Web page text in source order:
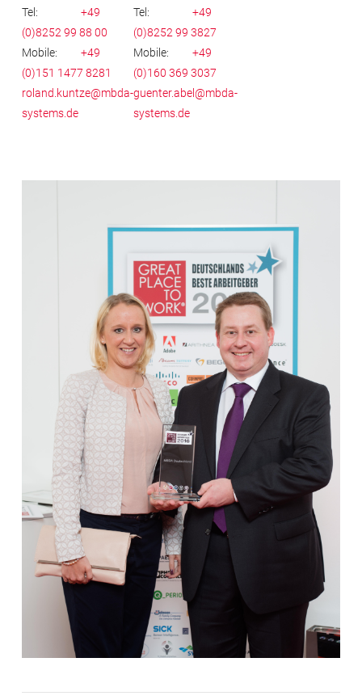
Tel:
+49
(0)8252 99 88 00
Mobile:
+49
(0)151 1477 8281
roland.kuntze@mbda-
systems.de
Tel:
+49
(0)8252 99 3827
Mobile:
+49
(0)160 369 3037
guenter.abel@mbda-
systems.de